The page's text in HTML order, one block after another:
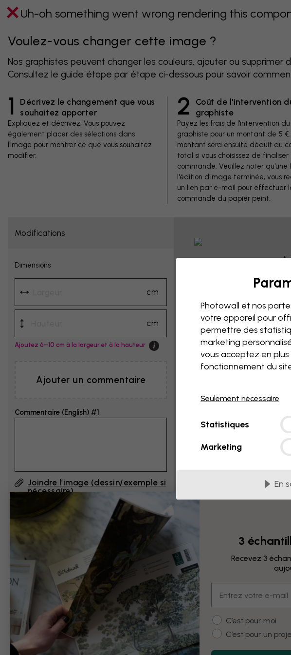
Uh-oh something went wrong rendering this
Voulez-vous changer cette image ?
Nos graphistes peuvent changer les couleurs, ajouter ou
Consultez le guide étape par étape ci-dessous pour savoir
1
Décrivez le changement que vous
souhaitez apporter
Expliquez et décrivez. Vous pouvez
également placer des sélections dans
l'image pour montrer ce que vous souhaitez
modifier.
2
Coût de l'intervention
graphiste
Payez les frais de l'intervention du
graphiste pour un montant de 5 €.
montant sera ensuite déduit du
total si vous choisissez de finaliser
commande. Veuillez noter qu'une
l'édition d'image terminée, vous
un lien par e-mail pour effectuer
commande du papier peint.
Modifications
Dimensions
cm
cm
Ajoutez 6–10 cm à la largeur et à la hauteur
Ajouter un commentaire
Commentaire (English) #1
Joindre l’image (dessin/exemple si
nécessaire)
En cliquant sur ”Envoyer”, j'accepte les
Conditions d'utilisation de Photowall
confirme les avoir lues.
Exemples de modifications
Noir et blanc
3
Recevez 3
Customer type
C’est pour moi
C’est pour un
Photowall et nos
votre appareil pour
permettre des
marketing
vous acceptez en
fonctionnement du
Seulement nécessaire
Statistiques
Marketing
En